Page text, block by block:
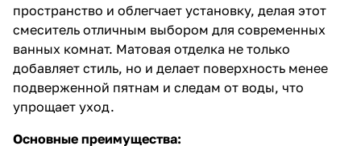
пространство и облегчает установку, делая этот
смеситель отличным выбором для современных
ванных комнат. Матовая отделка не только
добавляет стиль, но и делает поверхность менее
подверженной пятнам и следам от воды, что
упрощает уход.
Основные преимущества: